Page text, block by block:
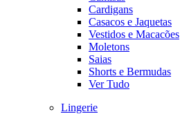
Cardigans
Casacos e Jaquetas
Vestidos e Macacões
Moletons
Saias
Shorts e Bermudas
Ver Tudo
Lingerie